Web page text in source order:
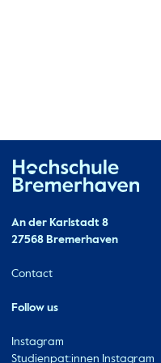
Contact
An der Karlstadt 8
27568 Bremerhaven
Ressourcen
Contact
Follow us
Instagram
Studienpat:innen Instagram